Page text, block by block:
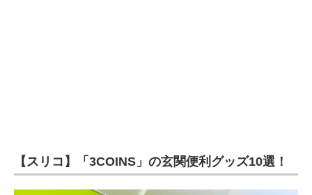
【スリコ】「3COINS」の玄関便利グッズ10選！